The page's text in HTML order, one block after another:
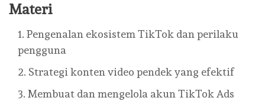
Materi
Pengenalan ekosistem TikTok dan perilaku
pengguna
Strategi konten video pendek yang efektif
Membuat dan mengelola akun TikTok Ads